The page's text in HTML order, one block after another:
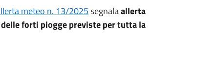
meteo n. 13/2025segnalaallerta
forti piogge previste per tutta la